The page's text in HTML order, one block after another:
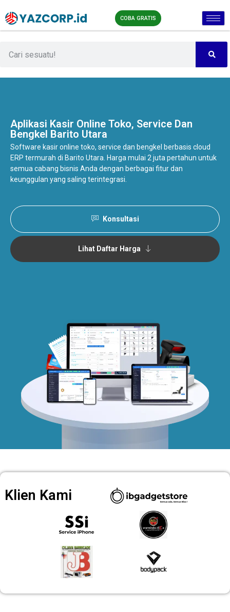
COBA GRATIS
Aplikasi Kasir Online Toko, Service Dan
Bengkel Barito Utara
Software kasir online toko, service dan bengkel berbasis cloud
ERP termurah di Barito Utara. Harga mulai 2 juta pertahun untuk
semua cabang bisnis Anda dengan berbagai fitur dan
keunggulan yang saling terintegrasi.
Konsultasi
Lihat Daftar Harga
Klien Kami